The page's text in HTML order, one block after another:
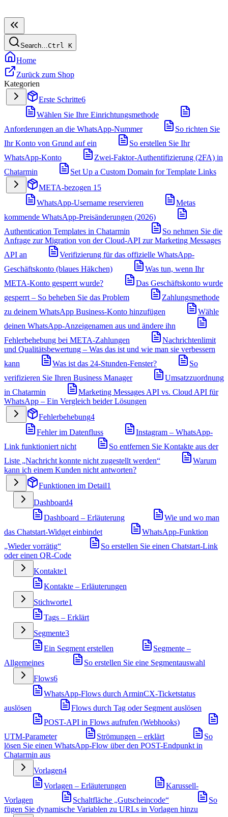
Search…Ctrl K
Home
Zurück zum Shop
Kategorien
Erste Schritte6
Wählen Sie Ihre Einrichtungsmethode
Anforderungen an die WhatsApp-Nummer
So richten Sie
Ihr Konto von Grund auf ein
So erstellen Sie Ihr
WhatsApp-Konto
Zwei-Faktor-Authentifizierung (2FA) in
Chatarmin
Set Up a Custom Domain for Template Links
META-bezogen 15
WhatsApp-Username reservieren
Metas
kommende WhatsApp-Preisänderungen (2026)
Authentication Templates in Chatarmin
So nehmen Sie die
Anfrage zur Migration von der Cloud-API zur Marketing Messages
API an
Verifizierung für das offizielle WhatsApp-
Geschäftskonto (blaues Häkchen)
Was tun, wenn Ihr
META-Konto gesperrt wurde?
Das Geschäftskonto wurde
gesperrt – So beheben Sie das Problem
Zahlungsmethode
zu deinem WhatsApp Business-Konto hinzufügen
Wähle
deinen WhatsApp-Anzeigenamen aus und ändere ihn
Fehlerbehebung bei META-Zahlungen
Nachrichtenlimit
und Qualitätsbewertung – Was das ist und wie man sie verbessern
kann
Was ist das 24-Stunden-Fenster?
So
verifizieren Sie Ihren Business Manager
Umsatzzuordnung
in Chatarmin
Marketing Messages API vs. Cloud API für
WhatsApp – Ein Vergleich beider Lösungen
Fehlerbehebung4
Fehler im Datenfluss
Instagram – WhatsApp-
Link funktioniert nicht
So entfernen Sie Kontakte aus der
Liste „Nachricht konnte nicht zugestellt werden“
Warum
kann ich einem Kunden nicht antworten?
Funktionen im Detail1
Dashboard4
Dashboard – Erläuterung
Wie und wo man
das Chatstart-Widget einbindet
WhatsApp-Funktion
„Wieder vorrätig“
So erstellen Sie einen Chatstart-Link
oder einen QR-Code
Kontakte1
Kontakte – Erläuterungen
Stichworte1
Tags – Erklärt
Segmente3
Ein Segment erstellen
Segmente –
Allgemeines
So erstellen Sie eine Segmentauswahl
Flows6
WhatsApp-Flows durch ArminCX-Ticketstatus
auslösen
Flows durch Tag oder Segment auslösen
POST-API in Flows aufrufen (Webhooks)
UTM-Parameter
Strömungen – erklärt
So
lösen Sie einen WhatsApp-Flow über den POST-Endpunkt in
Chatarmin aus
Vorlagen4
Vorlagen – Erläuterungen
Karussell-
Vorlagen
Schaltfläche „Gutscheincode“
So
fügen Sie dynamische Variablen zu URLs in Vorlagen hinzu